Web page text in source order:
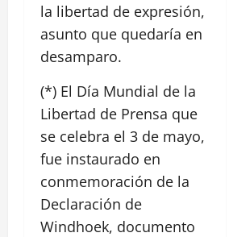
la libertad de expresión,
asunto que quedaría en
desamparo.
(*) El Día Mundial de la
Libertad de Prensa que
se celebra el 3 de mayo,
fue instaurado en
conmemoración de la
Declaración de
Windhoek, documento